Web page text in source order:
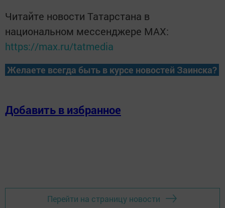
Читайте новости Татарстана в
национальном мессенджере MАХ:
https://max.ru/tatmedia
Желаете всегда быть в курсе новостей Заинска?
Добавить в избранное
Перейти на страницу новости